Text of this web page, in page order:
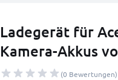
Ladegerät für
Kamera-Akkus
(0 Bewertungen)